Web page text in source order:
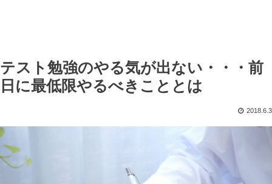
テスト勉強のやる気が出ない・・・前
日に最低限やるべきこととは
2018.6.3